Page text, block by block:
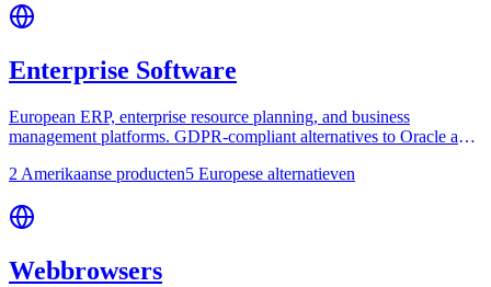
Enterprise Software
European ERP, enterprise resource planning, and business
management platforms. GDPR-compliant alternatives to Oracle and
2 Amerikaanse producten5 Europese alternatieven
Webbrowsers